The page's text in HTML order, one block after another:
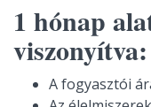
1 hónap
viszonyítva:
A fogyasztói